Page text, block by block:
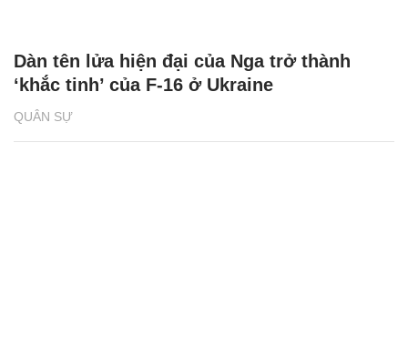
QUÂN SỰ
Dàn tên lửa hiện đại của Nga trở thành
‘khắc tinh’ của F-16 ở Ukraine